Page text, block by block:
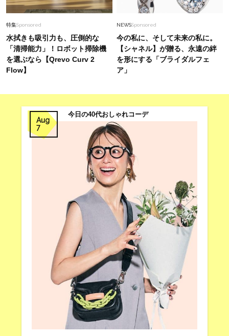
40代に似合う！着るだけで垢抜ける、この春ト
レンドの【レースアイテム】3選
特集Sponsored
水拭きも吸引力も、圧倒的な
「清掃能力」！ロボット掃除機
を選ぶなら【Qrevo Curv 2
Flow】
NEWSSponsored
今の私に、そして未来の私に。
【シャネル】が贈る、永遠の絆
を形にする「ブライダルフェ
ア」
Aug
7
今日の40代おしゃれコーデ